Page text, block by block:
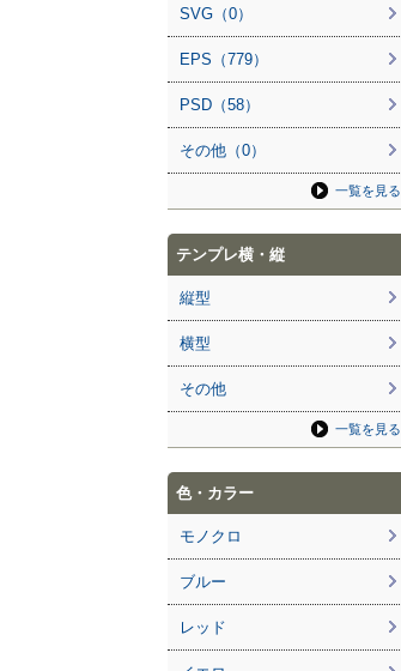
SVG（0）
EPS（779）
PSD（58）
その他（0）
一覧を見る
テンプレ横・縦
縦型
横型
その他
一覧を見る
色・カラー
モノクロ
ブルー
レッド